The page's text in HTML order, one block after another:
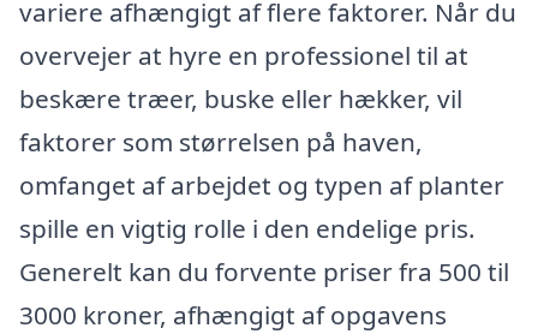
variere afhængigt af flere faktorer. Når du
overvejer at hyre en professionel til at
beskære træer, buske eller hækker, vil
faktorer som størrelsen på haven,
omfanget af arbejdet og typen af planter
spille en vigtig rolle i den endelige pris.
Generelt kan du forvente priser fra 500 til
3000 kroner, afhængigt af opgavens